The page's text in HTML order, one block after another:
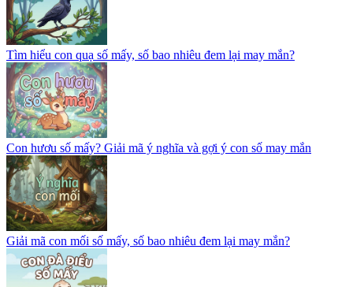
Tìm hiểu con quạ số mấy, số bao nhiêu đem lại may mắn?
Con hươu số mấy? Giải mã ý nghĩa và gợi ý con số may mắn
Giải mã con mối số mấy, số bao nhiêu đem lại may mắn?